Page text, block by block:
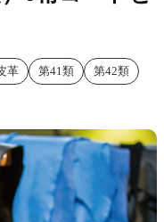
革 第41類
第42類